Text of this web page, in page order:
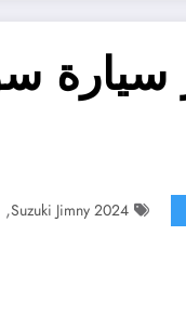
Suzuki Jimny 2024
,